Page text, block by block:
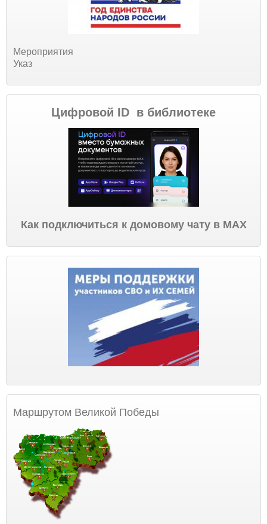
Мероприятия
Указ
Цифровой ID в библиотеке
Как подключиться к домовому чату в МАХ
Маршрутом Великой Победы